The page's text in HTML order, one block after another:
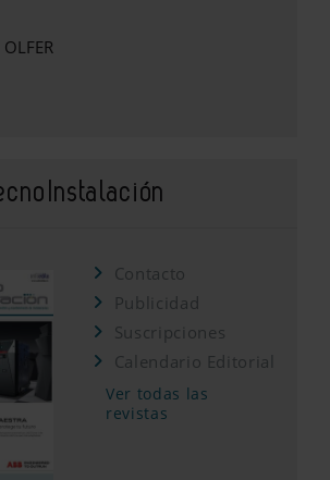
Contacto
Publicidad
Suscripciones
Calendario Editorial
Ver todas las
revistas